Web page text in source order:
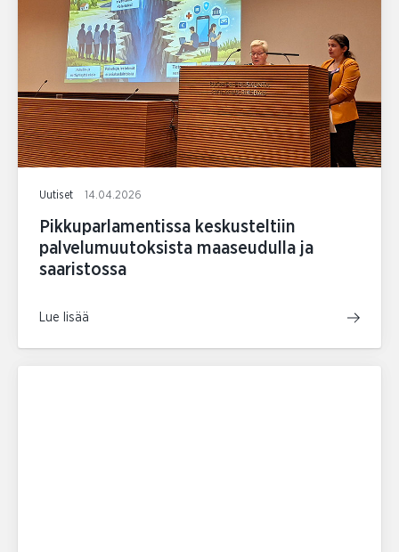
Uutiset 14.04.2026
Pikkuparlamentissa keskusteltiin
palvelumuutoksista maaseudulla ja
saaristossa
Lue lisää